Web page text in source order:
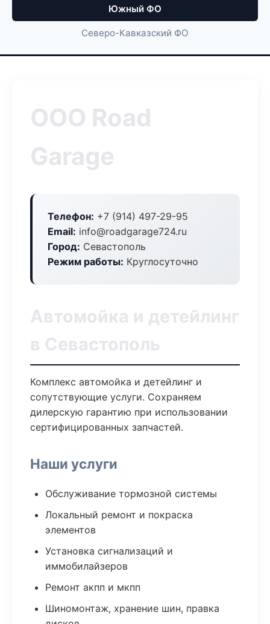
Южный ФО
Северо-Кавказский ФО
ООО Road
Garage
Телефон: +7 (914) 497-29-95
Email: info@roadgarage724.ru
Город: Севастополь
Режим работы: Круглосуточно
Автомойка и детейлинг
в Севастополь
Комплекс автомойка и детейлинг и
сопутствующие услуги. Сохраняем
дилерскую гарантию при использовании
сертифицированных запчастей.
Наши услуги
Обслуживание тормозной системы
Локальный ремонт и покраска
элементов
Установка сигнализаций и
иммобилайзеров
Ремонт акпп и мкпп
Шиномонтаж, хранение шин, правка